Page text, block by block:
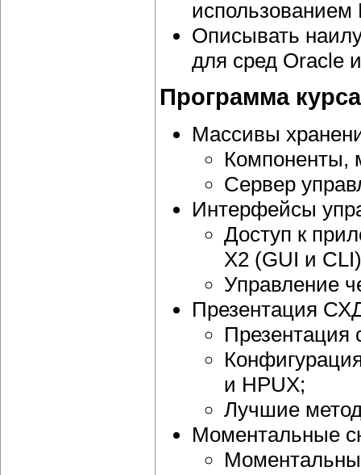
использованием
Описывать
для сред Oracle
Программа курса
Массивы
Компоненты,
Сервер
Интерфейсы
Доступ к
X2 (GUI и
Управление
Презентация
Презентация
и HPUX;
Лучшие
Моментальные